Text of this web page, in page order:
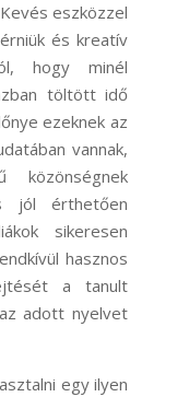
eszközzel
és kreatív
hogy minél
töltött idő
ezeknek az
vannak,
közönségnek
jól érthetően
sikeresen
hasznos
a tanult
adott nyelvet
egy ilyen